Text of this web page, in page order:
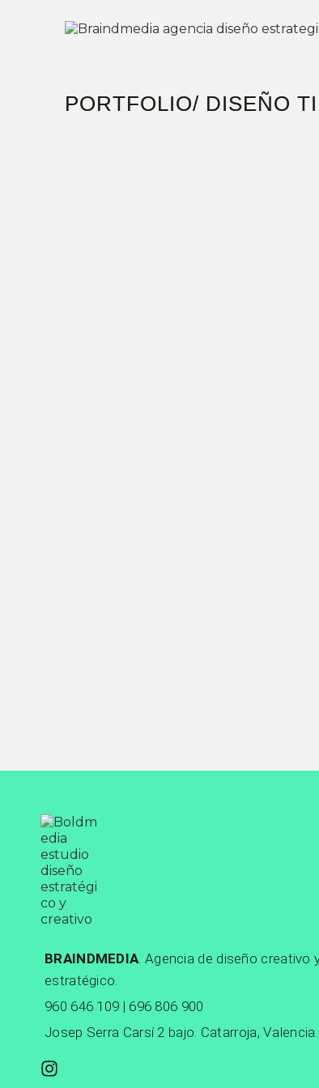
PORTFOLIO/ DISEÑO
BRAINDMEDIA. Agencia de diseño creativo
estratégico.
960 646 109 | 696 806 900
Josep Serra Carsí 2 bajo. Catarroja, Valencia.